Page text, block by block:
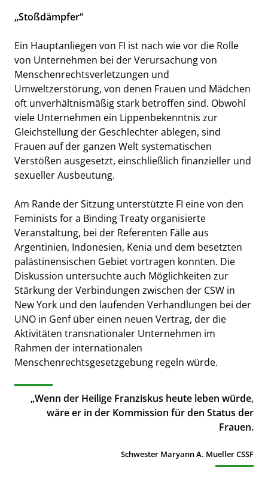
„Stoßdämpfer“
Ein Hauptanliegen von FI ist nach wie vor die Rolle
von Unternehmen bei der Verursachung von
Menschenrechtsverletzungen und
Umweltzerstörung, von denen Frauen und Mädchen
oft unverhältnismäßig stark betroffen sind. Obwohl
viele Unternehmen ein Lippenbekenntnis zur
Gleichstellung der Geschlechter ablegen, sind
Frauen auf der ganzen Welt systematischen
Verstößen ausgesetzt, einschließlich finanzieller und
sexueller Ausbeutung.
Am Rande der Sitzung unterstützte FI eine von den
Feminists for a Binding Treaty organisierte
Veranstaltung, bei der Referenten Fälle aus
Argentinien, Indonesien, Kenia und dem besetzten
palästinensischen Gebiet vortragen konnten. Die
Diskussion untersuchte auch Möglichkeiten zur
Stärkung der Verbindungen zwischen der CSW in
New York und den laufenden Verhandlungen bei der
UNO in Genf über einen neuen Vertrag, der die
Aktivitäten transnationaler Unternehmen im
Rahmen der internationalen
Menschenrechtsgesetzgebung regeln würde.
„Wenn der Heilige Franziskus heute leben würde,
wäre er in der Kommission für den Status der
Frauen.
Schwester Maryann A. Mueller CSSF